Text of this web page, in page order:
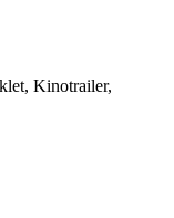
Kinotrailer,